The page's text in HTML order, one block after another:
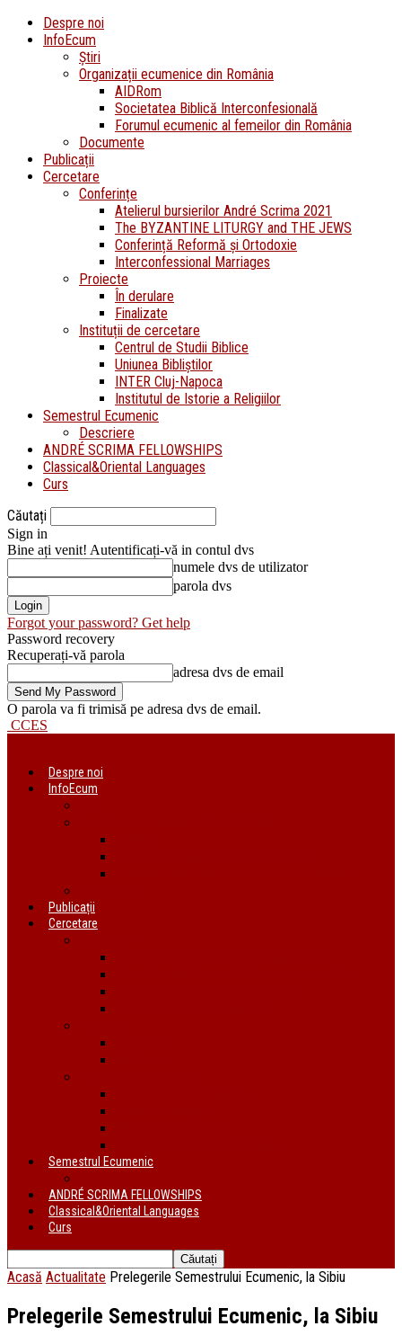
Despre noi
InfoEcum
Știri
Organizații ecumenice din România
AIDRom
Societatea Biblică Interconfesională
Forumul ecumenic al femeilor din România
Documente
Publicații
Cercetare
Conferințe
Atelierul bursierilor André Scrima 2021
The BYZANTINE LITURGY and THE JEWS
Conferință Reformă și Ortodoxie
Interconfessional Marriages
Proiecte
În derulare
Finalizate
Instituții de cercetare
Centrul de Studii Biblice
Uniunea Bibliștilor
INTER Cluj-Napoca
Institutul de Istorie a Religiilor
Semestrul Ecumenic
Descriere
ANDRÉ SCRIMA FELLOWSHIPS
Classical&Oriental Languages
Curs
Căutați
Sign in
Bine ați venit! Autentificați-vă in contul dvs
numele dvs de utilizator
parola dvs
Forgot your password? Get help
Password recovery
Recuperați-vă parola
adresa dvs de email
O parola va fi trimisă pe adresa dvs de email.
CCES
Despre noi
InfoEcum
Publicații
Cercetare
Semestrul Ecumenic
ANDRÉ SCRIMA FELLOWSHIPS
Classical&Oriental Languages
Curs
Acasă Actualitate Prelegerile Semestrului Ecumenic, la Sibiu
Prelegerile Semestrului Ecumenic, la Sibiu